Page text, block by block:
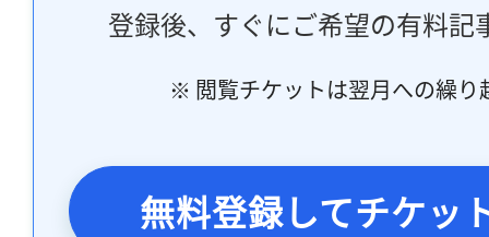
登録後、すぐにご希望の有料記
※ 閲覧チケットは翌月への繰り
無料登録してチケッ